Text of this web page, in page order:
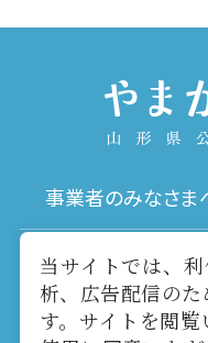
事業者のみなさま
写真ダウンロード
お役立ちリンク
当サイトでは、
析、広告配信の
す。サイトを閲